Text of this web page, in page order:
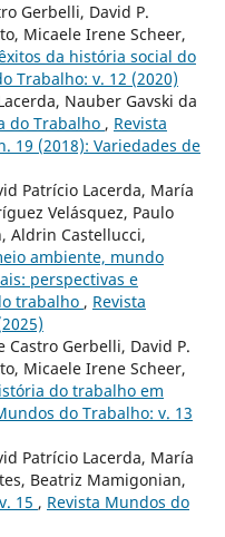
Gerbelli, David P.
Micaele Irene Scheer,
da história social do
Trabalho: v. 12 (2020)
Nauber Gavski da
do Trabalho , Revista
19 (2018): Variedades de
Patrício Lacerda, María
Velásquez, Paulo
Aldrin Castellucci,
ambiente, mundo
perspectivas e
trabalho , Revista
Castro Gerbelli, David P.
Micaele Irene Scheer,
do trabalho em
do Trabalho: v. 13
Patrício Lacerda, María
Beatriz Mamigonian,
15 , Revista Mundos do